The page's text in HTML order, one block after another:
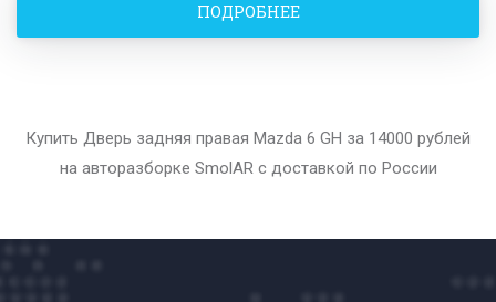
ПОДРОБНЕЕ
Купить Дверь задняя правая Mazda 6 GH за 14000 рублей
на авторазборке SmolAR с доставкой по России